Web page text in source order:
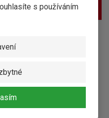
s používáním
a splňují požadavky